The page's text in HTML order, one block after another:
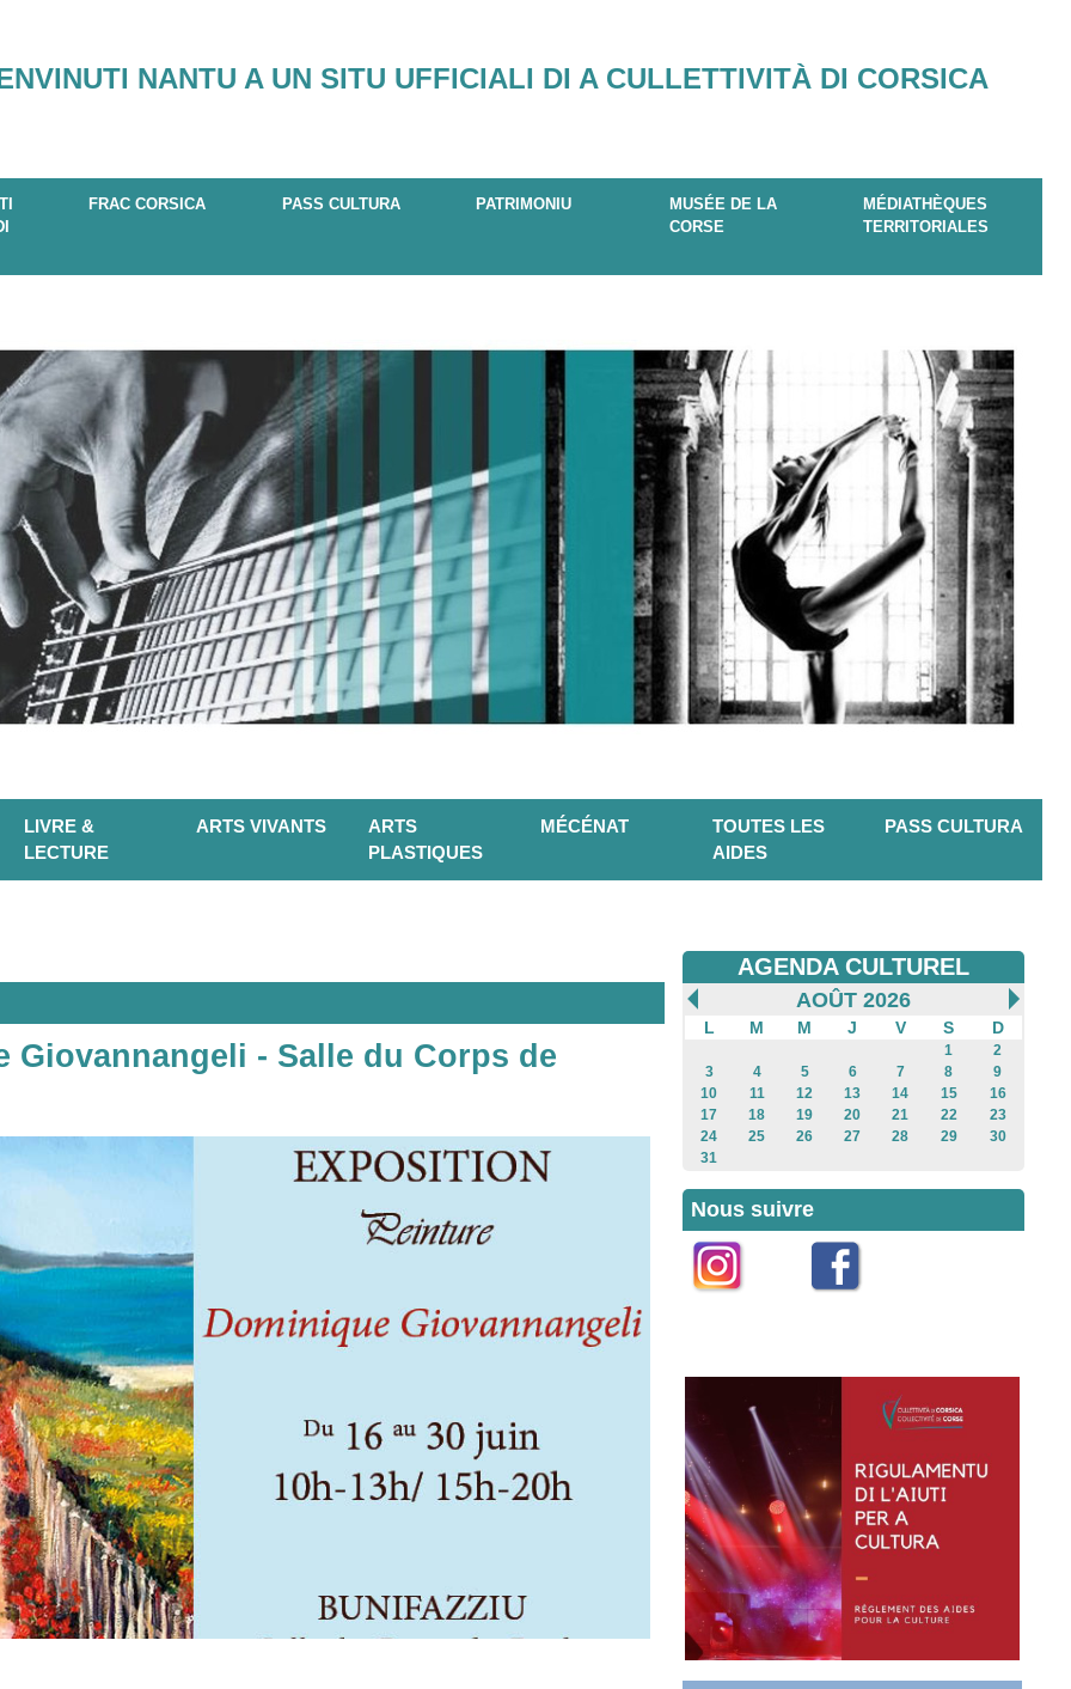
NANTU A UN SITU UFFICIALI DI A CULLETTIVITÀ DI CORSICA
FRAC CORSICA PASS CULTURA PATRIMONIU
MUSÉE DE LA
CORSE
MÉDIATHÈQUES
TERRITORIALES
LIVRE &
LECTURE
ARTS VIVANTS
ARTS
PLASTIQUES
MÉCÉNAT
TOUTES LES
AIDES
PASS CULTURA
- Salle du Corps de
AGENDA CULTUREL
AOÛT 2026
L M M J V S D
1
2
3
4 5 6 7 8
9
10
11 12 13 14 15
16
17
18 19 20 21 22
23
24
25 26 27 28 29
30
31
Nous suivre